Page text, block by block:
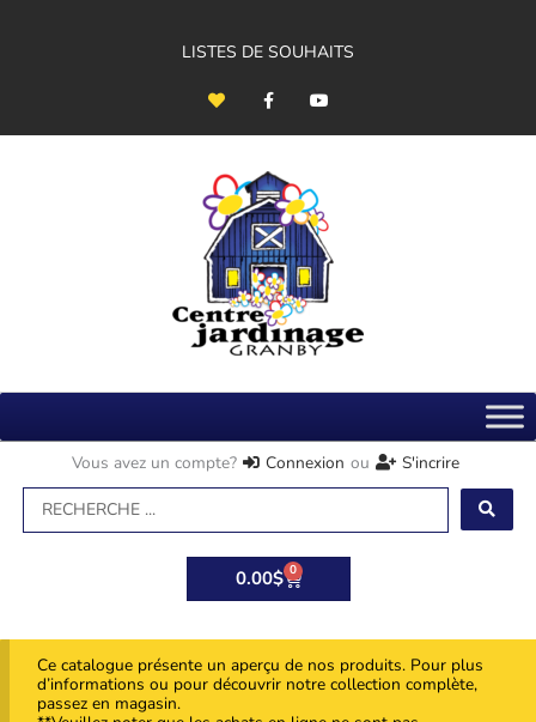
LISTES DE SOUHAITS
e
r
a
c
e
o
o
k
-
f
o
t
Vous avez un compte? Connexion ou
S'incrire
Search
0.00$ 0
Panier
Ce catalogue présente un aperçu de nos produits. Pour plus
d’informations ou pour découvrir notre collection complète,
passez en magasin.